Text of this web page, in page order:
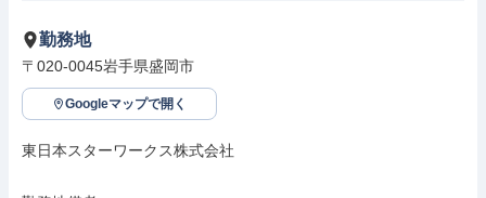
勤務地
〒020-0045岩手県盛岡市
Googleマップで開く
東日本スターワークス株式会社